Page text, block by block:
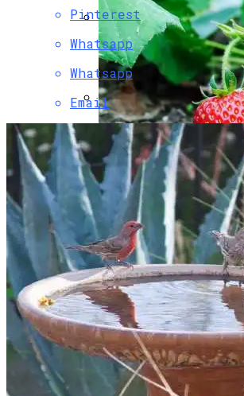
Как Правильно
Чтобы Сохранить Его
Как Выбрать
Вашего Сада
Виды Ландшафтного
Вашего Участка
Горящие Туры В
Путешествие,
Упускать
Сорта Клубники Для
Открытом Грунте
Pinterest
Whatsapp
Whatsapp
Email